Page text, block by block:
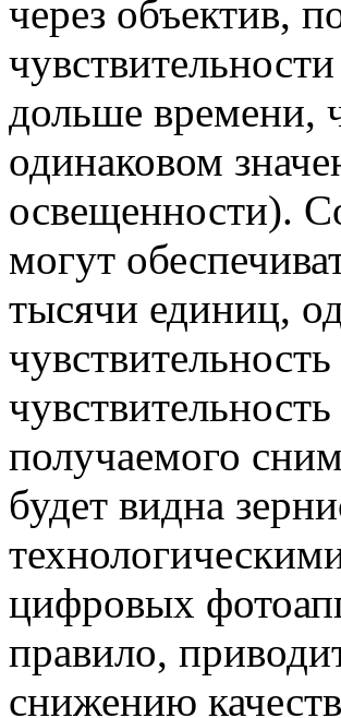
через объектив,
дольше времени,
одинаковом
освещенности).
могут
тысячи единиц,
получаемого
будет видна
цифровых
правило,
снижению